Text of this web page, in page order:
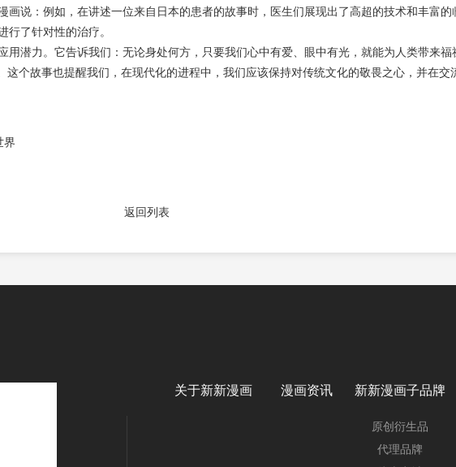
画说：例如，在讲述一位来自日本的患者的故事时，医生们展现出了高超的技术和丰富
了针对性的治疗。
潜力。它告诉我们：无论身处何方，只要我们心中有爱、眼中有光，就能为人类带来福
个故事也提醒我们，在现代化的进程中，我们应该保持对传统文化的敬畏之心，并在
界
返回列表
关于新新漫画 漫画资讯 新新漫画子品牌
原创衍生品
代理品牌